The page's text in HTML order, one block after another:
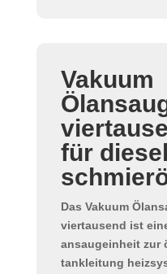
Vakuum
für
Das Vakuum
viertausend ist
ansaugeinheitzur
tankleitung